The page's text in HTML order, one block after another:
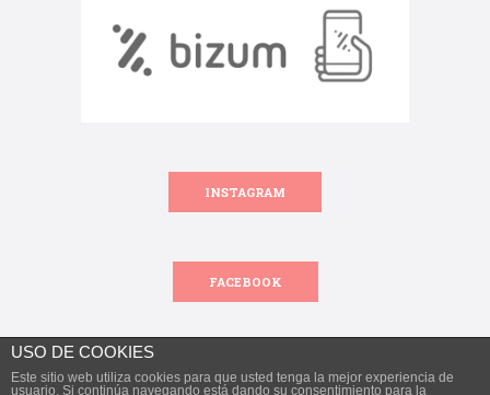
INSTAGRAM
FACEBOOK
USO DE COOKIES
Este sitio web utiliza cookies para que usted tenga la mejor experiencia de
usuario. Si continúa navegando está dando su consentimiento para la